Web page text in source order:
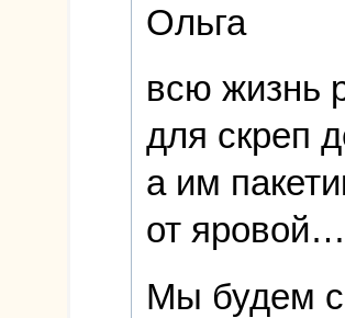
Ольга
всю жизнь
для скреп
а им
от яровой…
Мы будем